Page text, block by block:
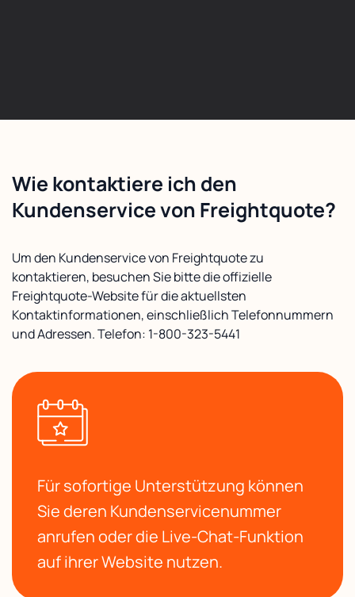
Wie kontaktiere ich den
Kundenservice von Freightquote?
Um den Kundenservice von Freightquote zu
kontaktieren, besuchen Sie bitte die offizielle
Freightquote-Website für die aktuellsten
Kontaktinformationen, einschließlich Telefonnummern
und Adressen. Telefon: 1-800-323-5441
Für sofortige Unterstützung können
Sie deren Kundenservicenummer
anrufen oder die Live-Chat-Funktion
auf ihrer Website nutzen.